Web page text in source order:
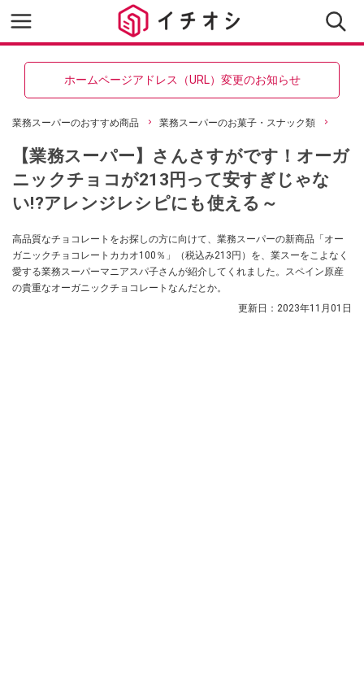
ホームページアドレス（URL）変更のお知らせ
業務スーパーのおすすめ商品 業務スーパーのお菓子・スナック類
【業務スーパー】さんさすがです！オーガ
ニックチョコが213円って安すぎじゃな
い!?アレンジレシピにも使える～
高品質なチョコレートをお探しの方に向けて、業務スーパーの新商品「オー
ガニックチョコレートカカオ100％」（税込み213円）を、業スーをこよなく
愛する業務スーパーマニアスパ子さんが紹介してくれました。スペイン原産
の貴重なオーガニックチョコレートなんだとか。
更新日： 2023年11月01日